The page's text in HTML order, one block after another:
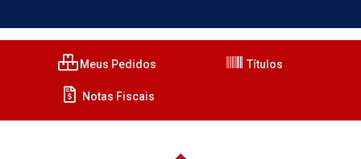
Meus Pedidos Títulos
Notas Fiscais